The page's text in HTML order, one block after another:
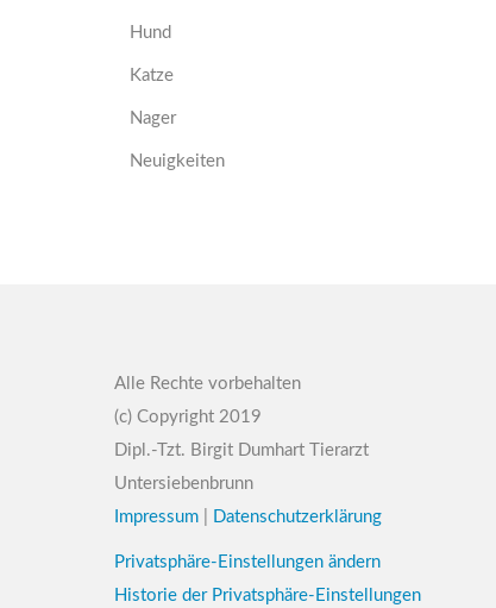
Hund
Katze
Nager
Neuigkeiten
Alle Rechte vorbehalten
(c) Copyright 2019
Dipl.-Tzt. Birgit Dumhart Tierarzt
Untersiebenbrunn
Impressum
Datenschutzerklärung
Privatsphäre-Einstellungen ändern
Historie der Privatsphäre-Einstellungen